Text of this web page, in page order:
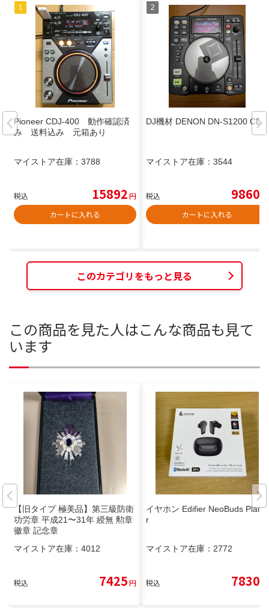
Pioneer CDJ-400 動作確認済
み 送料込み 元箱あり
マイストア在庫： 3788
税込 15892円
カートに入れる
DJ機材 DENON DN-S1200 CDJ
マイストア在庫： 3544
税込 9860
カートに入れる
このカテゴリをもっと見る
この商品を見た人はこんな商品も見て
います
【旧タイプ 極美品】第三級防衛
功労章 平成21〜31年 綬無 勲章
徽章 記念章
マイストア在庫： 4012
税込 7425円
イヤホン Edifier NeoBuds Plana
r
マイストア在庫： 2772
税込 7830